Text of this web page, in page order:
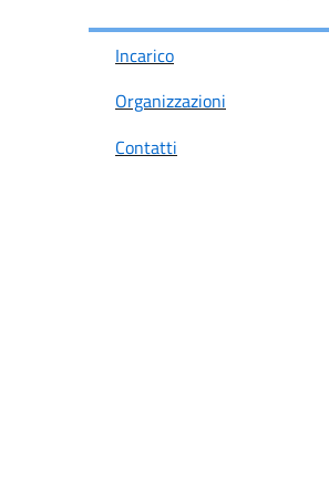
Incarico
Organizzazioni
Contatti